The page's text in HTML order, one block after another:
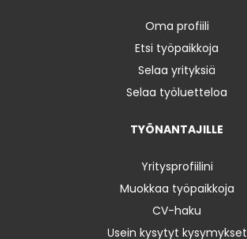
Oma profiili
Etsi työpaikkoja
Selaa yrityksiä
Selaa työluetteloa
TYÖNANTAJILLE
Yritysprofiilini
Muokkaa työpaikkoja
CV-haku
Usein kysytyt kysymykset